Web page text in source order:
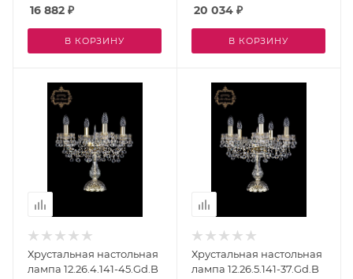
16 882 ₽
В КОРЗИНУ
20 034 ₽
В КОРЗИНУ
Хрустальная настольная
лампа 12.26.4.141-45.Gd.B
Хрустальная настольная
лампа 12.26.5.141-37.Gd.B